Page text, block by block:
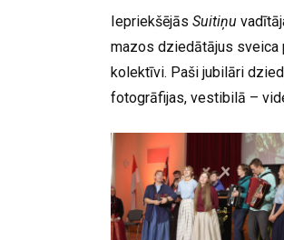
Iepriekšējās Suitiņu
mazos dziedātājus sveica
kolektīvi. Paši jubilāri
fotogrāfijas, vestibilā –